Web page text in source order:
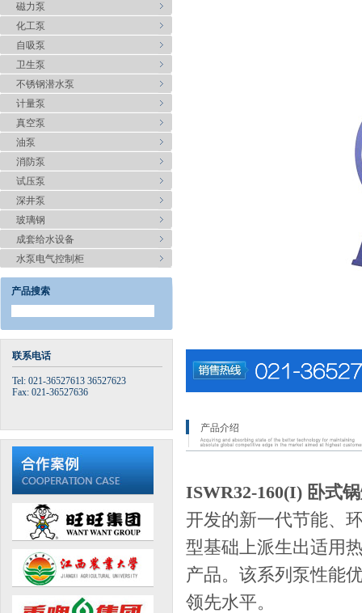
磁力泵
化工泵
自吸泵
卫生泵
不锈钢潜水泵
计量泵
真空泵
油泵
消防泵
试压泵
深井泵
玻璃钢
成套给水设备
水泵电气控制柜
产品搜索
联系电话
Tel: 021-36527613 36527623
Fax: 021-36527636
产品介绍
ISWR32-160(I) 卧式
开发的新一代节能、
型基础上派生出适用
产品。该系列泵性能
领先水平。